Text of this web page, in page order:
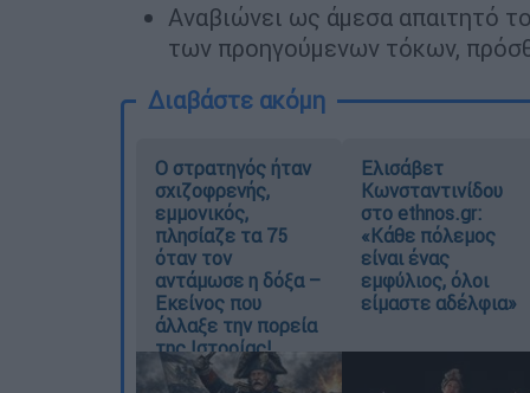
Αναβιώνει ως άμεσα απαιτητό
των προηγούμενων τόκων,
Διαβάστε ακόμη
O στρατηγός ήταν
σχιζοφρενής,
εμμονικός,
πλησίαζε τα 75
όταν τον
αντάμωσε η δόξα –
Εκείνος που
άλλαξε την πορεία
της Ιστορίας!
Ελισάβετ
Κωνσταντινίδου
στο ethnos.gr:
«Κάθε πόλεμος
είναι ένας
εμφύλιος, όλοι
είμαστε αδέλφια»